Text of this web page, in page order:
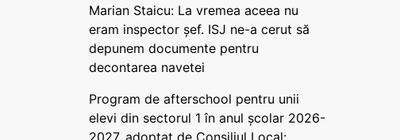
Marian Staicu: La vremea aceea nu
eram inspector șef. ISJ ne-a cerut să
depunem documente pentru
decontarea navetei
Program de afterschool pentru unii
elevi din sectorul 1 în anul școlar 2026-
2027, adoptat de Consiliul Local: